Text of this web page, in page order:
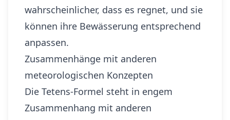
wahrscheinlicher, dass es regnet, und sie
können ihre Bewässerung entsprechend
anpassen.
Zusammenhänge mit anderen
meteorologischen Konzepten
Die Tetens-Formel steht in engem
Zusammenhang mit anderen